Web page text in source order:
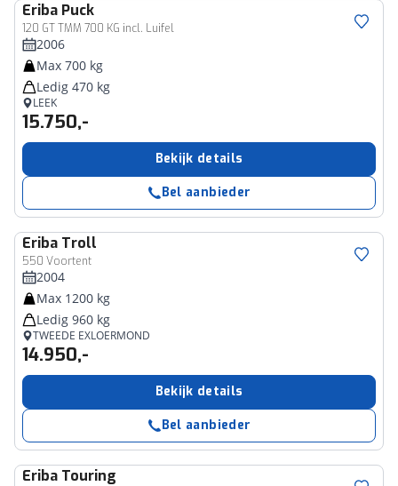
Eriba Puck
120 GT TMM 700 KG incl. Luifel
2006
Max 700 kg
Ledig 470 kg
LEEK
15.750,-
Bekijk details
Bel aanbieder
Eriba Troll
550 Voortent
2004
Max 1200 kg
Ledig 960 kg
TWEEDE EXLOERMOND
14.950,-
Bekijk details
Bel aanbieder
Eriba Touring